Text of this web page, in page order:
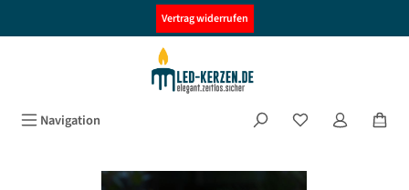
Vertrag widerrufen
Navigation
Bildergalerie überspringen